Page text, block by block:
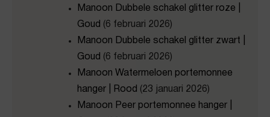
Manoon Dubbele schakel glitter roze |
Goud (6 februari 2026)
Manoon Dubbele schakel glitter zwart |
Goud (6 februari 2026)
Manoon Watermeloen portemonnee
hanger | Rood (23 januari 2026)
Manoon Peer portemonnee hanger |